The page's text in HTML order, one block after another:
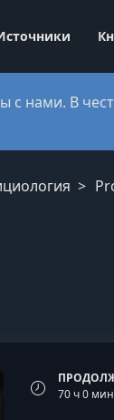
с нами. В
70 ч 0 мин